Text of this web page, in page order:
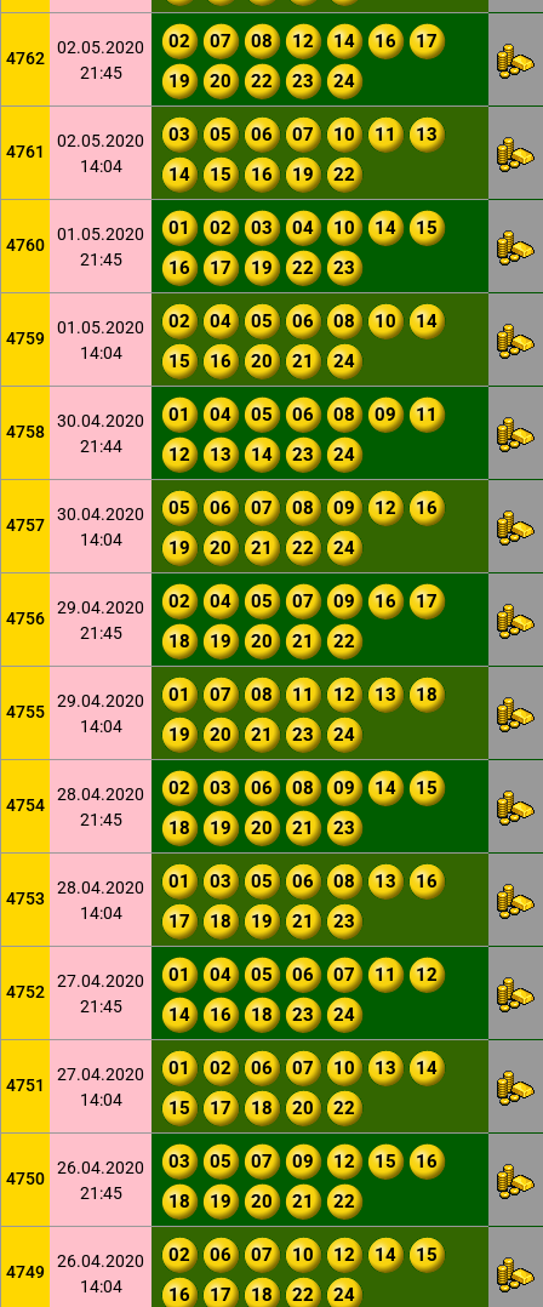
4762
02.05.2020
21:45
02 07 08 12 14 16
17
19
20 22 23 24
4761
02.05.2020
14:04
03 05 06 07 10 11
13
14
15 16 19 22
4760
01.05.2020
21:45
01 02 03 04 10 14
15
16
17 19 22 23
4759
01.05.2020
14:04
02 04 05 06 08 10
14
15
16 20 21 24
4758
30.04.2020
21:44
01 04 05 06 08 09
11
12
13 14 23 24
4757
30.04.2020
14:04
05 06 07 08 09 12
16
19
20 21 22 24
4756
29.04.2020
21:45
02 04 05 07 09 16
17
18
19 20 21 22
4755
29.04.2020
14:04
01 07 08 11 12 13
18
19
20 21 23 24
4754
28.04.2020
21:45
02 03 06 08 09 14
15
18
19 20 21 23
4753
28.04.2020
14:04
01 03 05 06 08 13
16
17
18 19 21 23
4752
27.04.2020
21:45
01 04 05 06 07 11
12
14
16 18 23 24
4751
27.04.2020
14:04
01 02 06 07 10 13
14
15
17 18 20 22
4750
26.04.2020
21:45
03 05 07 09 12 15
16
18
19 20 21 22
4749
26.04.2020
14:04
02 06 07 10 12 14
15
16
17 18 22 24